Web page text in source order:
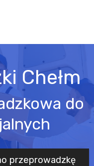
Chełm
do
przeprowadzkę